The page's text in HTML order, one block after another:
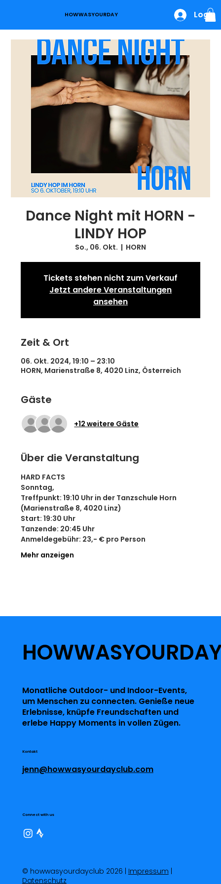
HOWWASYOURDAY Login
Dance Night mit HORN -
LINDY HOP
So., 06. Okt.
  |
HORN
Tickets stehen nicht zum Verkauf
Jetzt andere Veranstaltungen
ansehen
Zeit & Ort
06. Okt. 2024, 19:10 – 23:10
HORN, Marienstraße 8, 4020 Linz, Österreich
Gäste
+12 weitere Gäste
Über die Veranstaltung
HARD FACTS
Sonntag,
Treffpunkt: 19:10 Uhr in der Tanzschule Horn
(Marienstraße 8, 4020 Linz)
Start: 19:30 Uhr
Tanzende: 20:45 Uhr
Anmeldegebühr: 23,- € pro Person
Mehr anzeigen
Monatliche Outdoor- und Indoor-Events,
um Menschen zu connecten. Genieße neue
Erlebnisse, knüpfe Freundschaften und
erlebe Happy Moments in vollen Zügen.
Connect with us
© howwasyourdayclub 2026 | Impressum
Datenschutz
Kontakt
jenn@howwasyourdayclub.com